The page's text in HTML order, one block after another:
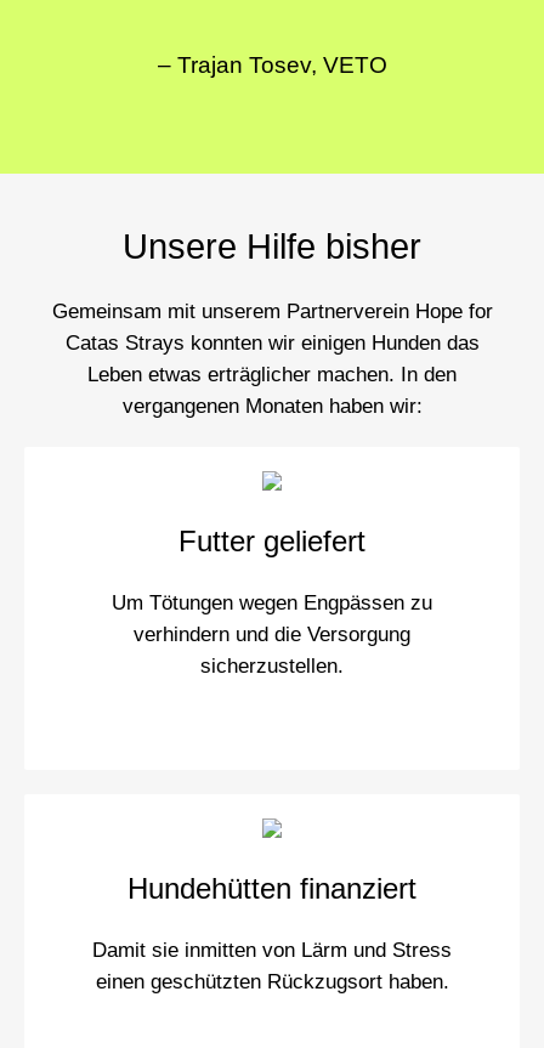
– Trajan Tosev, VETO
Unsere Hilfe bisher
Gemeinsam mit unserem Partnerverein Hope for
Catas Strays konnten wir einigen Hunden das
Leben etwas erträglicher machen. In den
vergangenen Monaten haben wir:
Futter geliefert
Um Tötungen wegen Engpässen zu
verhindern und die Versorgung
sicherzustellen.
Hundehütten finanziert
Damit sie inmitten von Lärm und Stress
einen geschützten Rückzugsort haben.